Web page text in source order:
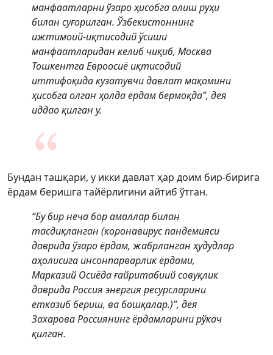
манфаатларни ўзаро ҳисобга олиш руҳи
билан суғорилган. Ўзбекистоннинг
ижтимоий-иқтисодий ўсиши
манфаатларидан келиб чиқиб, Москва
Тошкентга Евроосиё иқтисодий
иттифоқида кузатувчи давлат мақомини
ҳисобга олган ҳолда ёрдам бермоқда”, дея
иддао қилган у.
Бундан ташқари, у икки давлат ҳар доим бир-бирига
ёрдам беришга тайёрлигини айтиб ўтган.
“Бу бир неча бор амаллар билан
тасдиқланган (коронавирус пандемияси
даврида ўзаро ёрдам, жабрланган ҳудудлар
аҳолисига инсонпарварлик ёрдами,
Марказий Осиёда ғайритабиий совуқлик
даврида Россия энергия ресурсларини
етказиб бериш, ва бошқалар.)”, дея
Захарова Россиянинг ёрдамларини рўкач
қилган.